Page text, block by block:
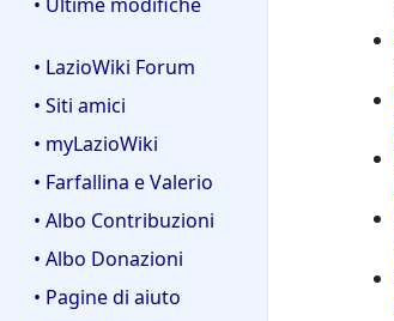
• LazioWiki Forum
• Siti amici
• myLazioWiki
• Farfallina e Valerio
• Albo Contribuzioni
• Albo Donazioni
• Pagine di aiuto